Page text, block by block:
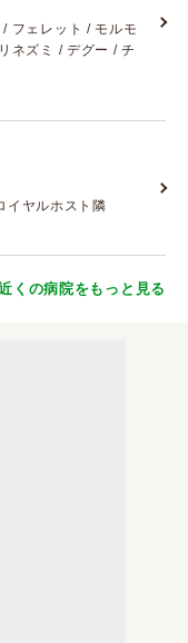
フェレット / モルモ
ネズミ / デグー / チ
ヤルホスト隣
くの病院をもっと見る